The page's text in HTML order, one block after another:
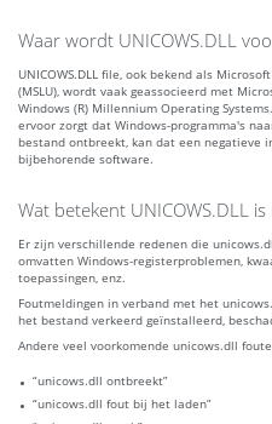
Waar wordt UNICOWS.DLL
UNICOWS.DLL file, ook bekend als
(MSLU), wordt vaak geassocieerd met
Windows (R) Millennium Operating
ervoor zorgt dat Windows-programma's
bestand ontbreekt, kan dat een negatieve
bijbehorende software.
Wat betekent UNICOWS.DLL
Er zijn verschillende redenen die
omvatten Windows-registerproblemen,
toepassingen, enz.
Foutmeldingen in verband met het
het bestand verkeerd geïnstalleerd,
Andere veel voorkomende unicows.dll
“unicows.dll ontbreekt”
“unicows.dll fout bij het laden”